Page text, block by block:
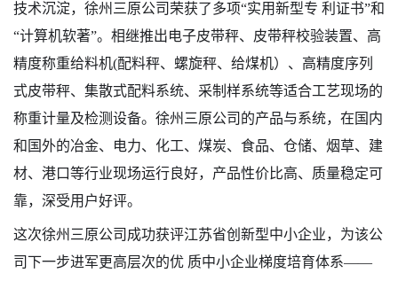
技术沉淀，徐州三原公司荣获了多项“实用新型专 利证书”和
“计算机软著”。相继推出电子皮带秤、皮带秤校验装置、高
精度称重给料机(配料秤、螺旋秤、给煤机）、高精度序列
式皮带秤、集散式配料系统、采制样系统等适合工艺现场的
称重计量及检测设备。徐州三原公司的产品与系统，在国内
和国外的冶金、电力、化工、煤炭、食品、仓储、烟草、建
材、港口等行业现场运行良好，产品性价比高、质量稳定可
靠，深受用户好评。
这次徐州三原公司成功获评江苏省创新型中小企业，为该公
司下一步进军更高层次的优 质中小企业梯度培育体系——